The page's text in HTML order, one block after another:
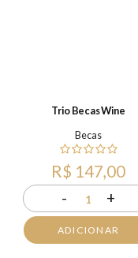
Trio Becas Wine
Becas
R$ 147,00
- 1 +
ADICIONAR